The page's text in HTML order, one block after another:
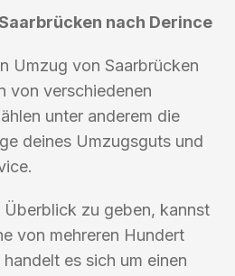
nach Derince
Umzug von Saarbrücken
von verschiedenen
unter anderem die
deines Umzugsguts und
Überblick zu geben, kannst
von mehreren Hundert
es sich um einen